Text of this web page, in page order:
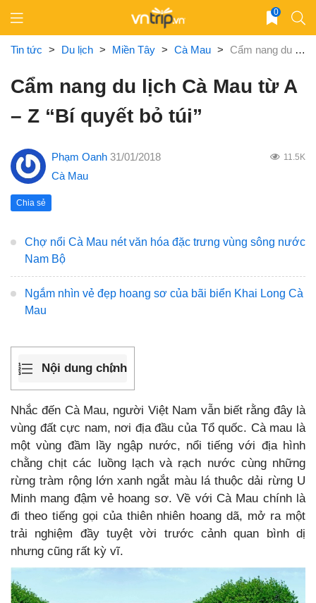
content
0
Tin tức > Du lịch > Miền Tây > Cà Mau > Cẩm nang du lịch Cà Mau từ A – Z “Bí quyết bỏ túi”
Cẩm nang du lịch Cà Mau từ A
– Z “Bí quyết bỏ túi”
Phạm Oanh 31/01/2018 11.5K
Cà Mau
Chia sẻ
Chợ nổi Cà Mau nét văn hóa đặc trưng vùng sông nước
Nam Bộ
Ngắm nhìn vẻ đẹp hoang sơ của bãi biển Khai Long Cà
Mau
Nội dung chính
Nhắc đến Cà Mau, người Việt Nam vẫn biết rằng đây là
vùng đất cực nam, nơi địa đầu của Tổ quốc. Cà mau là
một vùng đầm lầy ngập nước, nổi tiếng với địa hình
chằng chịt các luồng lạch và rạch nước cùng những
rừng tràm rộng lớn xanh ngắt màu lá thuộc dải rừng U
Minh mang đậm vẻ hoang sơ. Về với Cà Mau chính là
đi theo tiếng gọi của thiên nhiên hoang dã, mở ra một
trải nghiệm đầy tuyệt vời trước cảnh quan bình dị
nhưng cũng rất kỳ vĩ.